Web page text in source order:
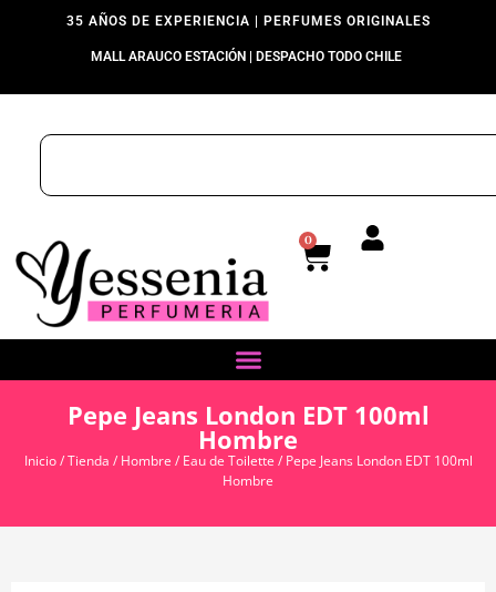
35 AÑOS DE EXPERIENCIA | PERFUMES ORIGINALES
MALL ARAUCO ESTACIÓN | DESPACHO TODO CHILE
0
Pepe Jeans London EDT 100ml
Hombre
Inicio/Tienda / Hombre / Eau de Toilette / Pepe Jeans London EDT 100ml
Hombre